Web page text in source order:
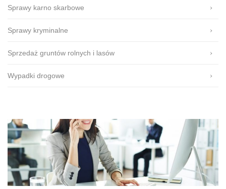
Sprawy karno skarbowe
Sprawy kryminalne
Sprzedaż gruntów rolnych i lasów
Wypadki drogowe